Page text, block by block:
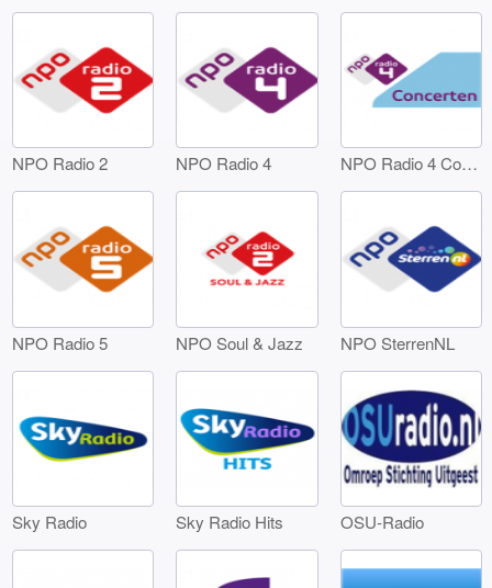
NPO Radio 2 NPO Radio 4 NPO Radio 4 Concerten
NPO Radio 5 NPO Soul & Jazz NPO SterrenNL
Sky Radio Sky Radio Hits OSU-Radio